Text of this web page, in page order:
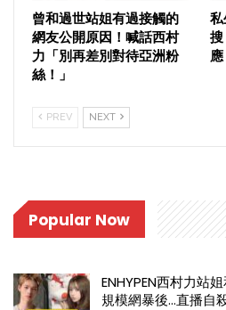
曾和過世站姐有過接觸的
網友公開原因！喊話西村
力「別再差別對待亞洲粉
絲！」
應
PREV NEXT
Popular Now
ENHYPEN西村力站
規模網暴後…直播自